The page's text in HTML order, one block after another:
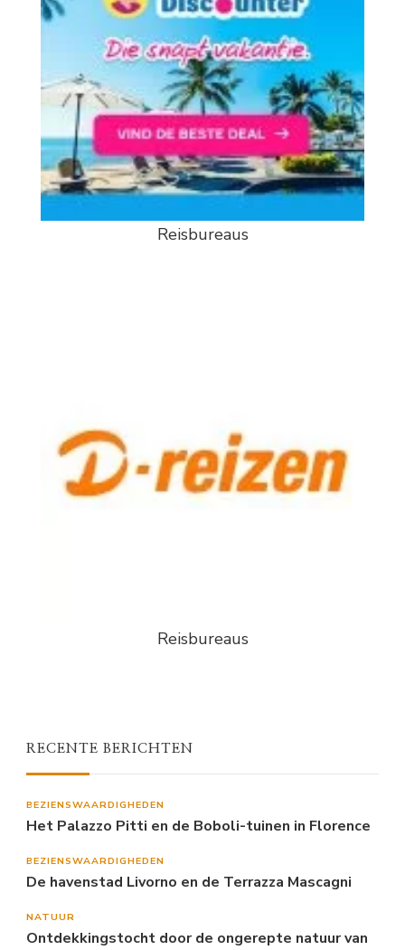
Reisbureaus
Reisbureaus
RECENTE BERICHTEN
BEZIENSWAARDIGHEDEN
Het Palazzo Pitti en de Boboli-tuinen in Florence
BEZIENSWAARDIGHEDEN
De havenstad Livorno en de Terrazza Mascagni
NATUUR
Ontdekkingstocht door de ongerepte natuur van